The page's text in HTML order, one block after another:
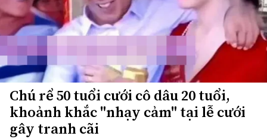
Chú rể 50 tuổi cưới cô dâu 20 tuổi,
khoảnh khắc "nhạy cảm" tại lễ cưới
gây tranh cãi